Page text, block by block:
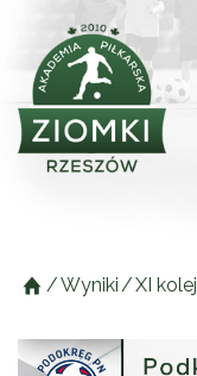
/Wyniki /XI